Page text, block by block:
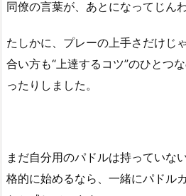
同僚の言葉が、あとになってじん
たしかに、プレーの上手さだけじ
合い方も“上達するコツ”のひとつ
ったりしました。
まだ自分用のパドルは持っていな
格的に始めるなら、一緒にパドル